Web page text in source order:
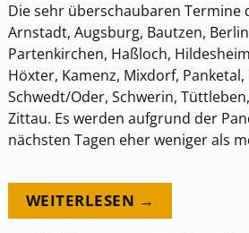
Die sehr überschaubaren Termine
Arnstadt, Augsburg, Bautzen,
Partenkirchen, Haßloch,
Höxter, Kamenz, Mixdorf, Panketal,
Schwedt/Oder, Schwerin,
Zittau. Es werden aufgrund der
nächsten Tagen eher weniger als
WEITERLESEN →